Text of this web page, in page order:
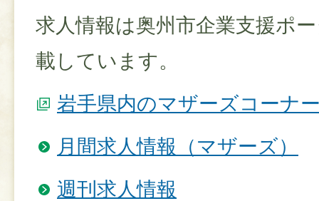
求人情報は奥州市企業支援ポ
載しています。
岩手県内のマザーズコーナ
月間求人情報（マザーズ）
週刊求人情報